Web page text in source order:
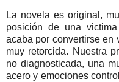
La novela es original,
posición de una
acaba por convertirse en
muy retorcida. Nuestra
no diagnosticada, una
acero y emociones